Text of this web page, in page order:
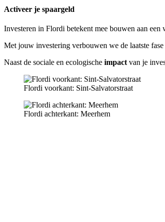
Activeer je spaargeld
Investeren in Flordi betekent mee bouwen aan een
Met jouw investering verbouwen we de laatste
Naast de sociale en ecologische impactvan je
Flordi voorkant: Sint-Salvatorstraat
Flordi achterkant: Meerhem